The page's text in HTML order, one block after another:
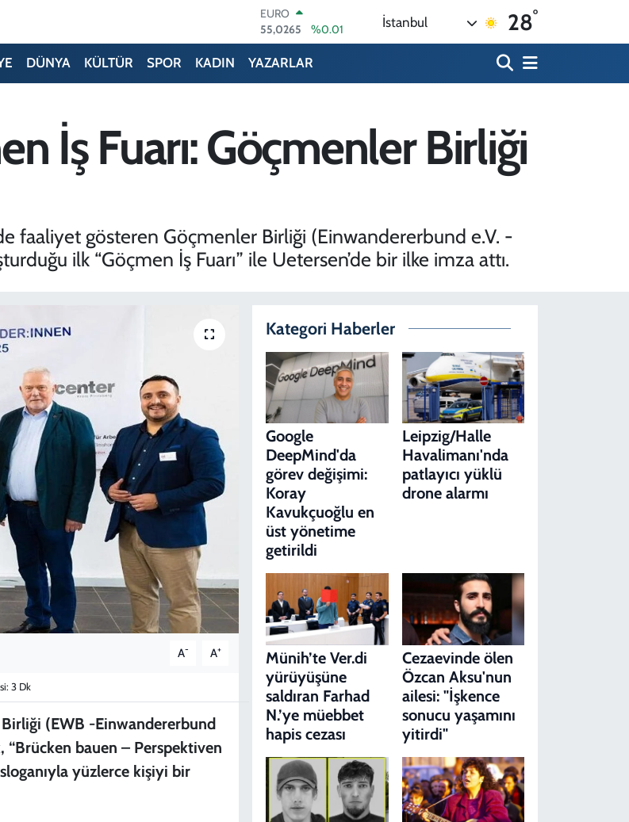
STERLİN
64,1897
%0.02
GRAM ALTIN
6574.81
%1.44
DOLAR
47,7069
%0.17
EURO
İstanbul 28°
DÜNYA KÜLTÜR SPOR KADIN YAZARLAR
İş Fuarı: Göçmenler Birliği
faaliyet gösteren Göçmenler Birliği (Einwandererbund e.V. -
ilk “Göçmen İş Fuarı” ile Uetersen’de bir ilke imza attı.
A- A+
3 Dk
(EWB -Einwandererbund
“Brücken bauen – Perspektiven
yüzlerce kişiyi bir
Kategori Haberler
Google
DeepMind'da
görev değişimi:
Koray
Kavukçuoğlu en
üst yönetime
getirildi
Leipzig/Halle
Havalimanı'nda
patlayıcı yüklü
drone alarmı
Münih’te Ver.di
yürüyüşüne
saldıran Farhad
N.’ye müebbet
hapis cezası
Cezaevinde ölen
Özcan Aksu'nun
ailesi: "İşkence
sonucu yaşamını
yitirdi"